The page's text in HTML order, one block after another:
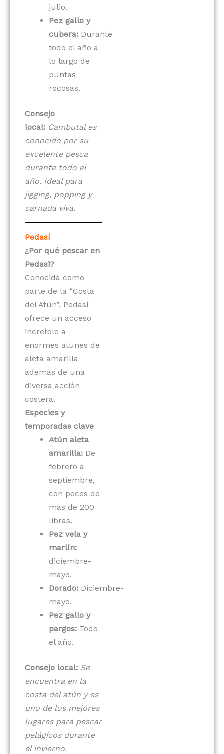
julio.
Pez gallo y
cubera: Durante
todo el año a
lo largo de
puntas
rocosas.
Consejo
local: Cambutal es
conocido por su
excelente pesca
durante todo el
año. Ideal para
jigging, popping y
carnada viva.
Pedasí
¿Por qué pescar en
Pedasi?
Conocida como
parte de la “Costa
del Atún”, Pedasí
ofrece un acceso
increíble a
enormes atunes de
aleta amarilla
además de una
diversa acción
costera.
Especies y
temporadas clave
Atún aleta
amarilla: De
febrero a
septiembre,
con peces de
más de 200
libras.
Pez vela y
marlín:
diciembre-
mayo.
Dorado: Diciembre-
mayo.
Pez gallo y
pargos: Todo
el año.
Consejo local: Se
encuentra en la
costa del atún y es
uno de los mejores
lugares para pescar
pelágicos durante
el invierno.